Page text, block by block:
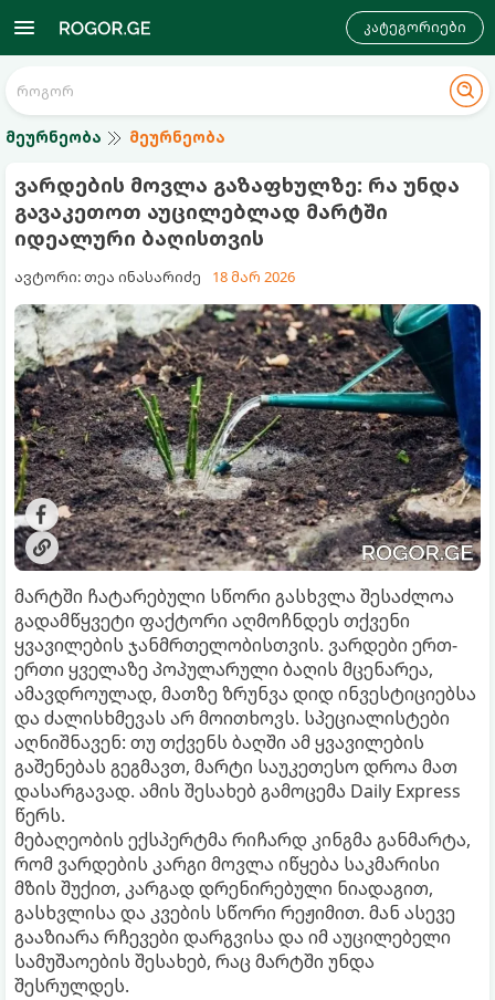
კატეგორიები
მეურნეობა მეურნეობა
ვარდების მოვლა გაზაფხულზე: რა უნდა
გავაკეთოთ აუცილებლად მარტში
იდეალური ბაღისთვის
ავტორი: თეა ინასარიძე 18 მარ 2026
მარტში ჩატარებული სწორი გასხვლა შესაძლოა
გადამწყვეტი ფაქტორი აღმოჩნდეს თქვენი
ყვავილების ჯანმრთელობისთვის. ვარდები ერთ-
ერთი ყველაზე პოპულარული ბაღის მცენარეა,
ამავდროულად, მათზე ზრუნვა დიდ ინვესტიციებსა
და ძალისხმევას არ მოითხოვს. სპეციალისტები
აღნიშნავენ: თუ თქვენს ბაღში ამ ყვავილების
გაშენებას გეგმავთ, მარტი საუკეთესო დროა მათ
დასარგავად. ამის შესახებ გამოცემა Daily Express
წერს.
მებაღეობის ექსპერტმა რიჩარდ კინგმა განმარტა,
რომ ვარდების კარგი მოვლა იწყება საკმარისი
მზის შუქით, კარგად დრენირებული ნიადაგით,
გასხვლისა და კვების სწორი რეჟიმით. მან ასევე
გააზიარა რჩევები დარგვისა და იმ აუცილებელი
სამუშაოების შესახებ, რაც მარტში უნდა
შესრულდეს.